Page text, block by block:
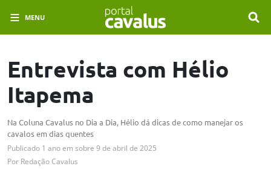
MENU
Entrevista com Hélio
Itapema
Na Coluna Cavalus no Dia a Dia, Hélio dá dicas de como manejar os
cavalos em dias quentes
Publicado 1 ano em sobre 9 de abril de 2025
Por Redação Cavalus